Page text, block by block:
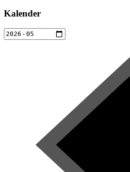
Kalender